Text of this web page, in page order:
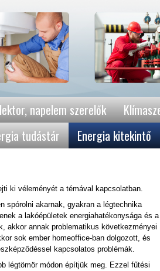
napelem szerelők
tudástár Energia kitekintő
ki véleményét a témával kapcsolatban.
spórolni akarnak, gyakran a légtechnika
a lakóépületek energiahatékonysága és a
akkor annak problematikus következményei
sok ember homeoffice-ban dolgozott, és
kapcsolatos problémák.
légtömör módon építjük meg. Ezzel fűtési